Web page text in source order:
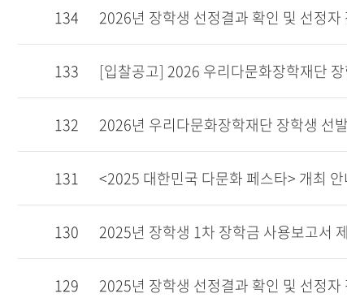
134 2026년 장학생 선정결과 확인 및 선정자
133 [입찰공고] 2026 우리다문화장학재단
132 2026년 우리다문화장학재단 장학생 선발
131 <2025 대한민국 다문화 페스타> 개최 안
130 2025년 장학생 1차 장학금 사용보고서
129 2025년 장학생 선정결과 확인 및 선정자